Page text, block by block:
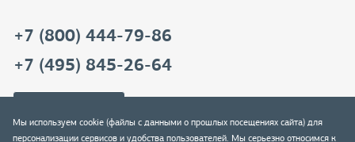
+7 (800) 444-79-86
+7 (495) 845-26-64
Мы используем cookie (файлы с данными о прошлых посещениях сайта) для
персонализации сервисов и удобства пользователей. Мы серьезно относимся к